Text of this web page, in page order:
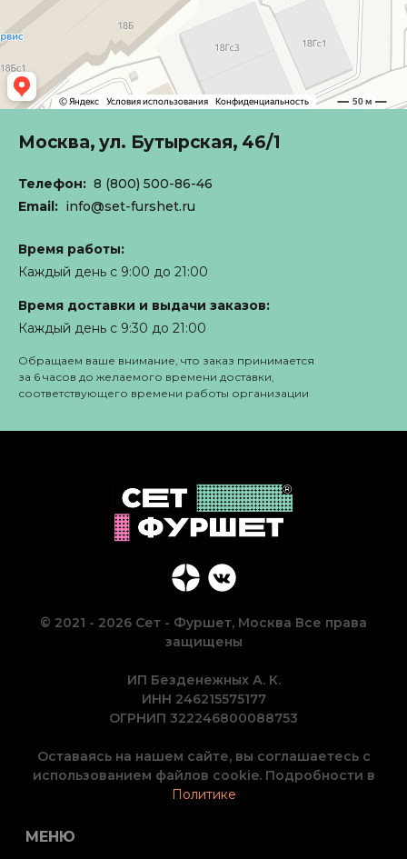
Москва, ул. Бутырская, 46/1
Телефон: 8 (800) 500-86-46
Email: info@set-furshet.ru
Время работы:
Каждый день с 9:00 до 21:00
Время доставки и выдачи заказов:
Каждый день с 9:30 до 21:00
Обращаем ваше внимание, что заказ принимается
за 6 часов до желаемого времени доставки,
соответствующего времени работы организации
© 2021 - 2026 Сет - Фуршет, Москва Все права
защищены
ИП Безденежных А. К.
ИНН 246215575177
ОГРНИП 322246800088753
Оставаясь на нашем сайте, вы соглашаетесь с
использованием файлов cookie. Подробности в
Политике
МЕНЮ